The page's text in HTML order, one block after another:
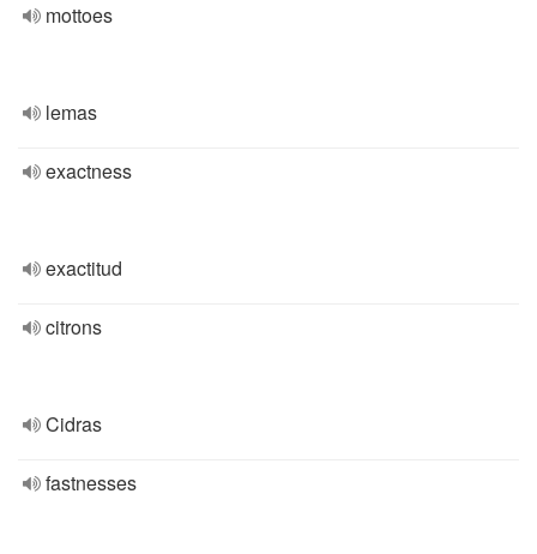
mottoes
lemas
exactness
exactitud
citrons
Cidras
fastnesses